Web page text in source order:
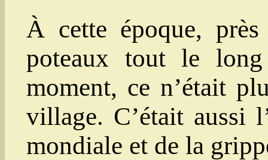
À cette époque,
poteaux tout le
moment, ce n’était
village. C’était aussi
mondiale et de la